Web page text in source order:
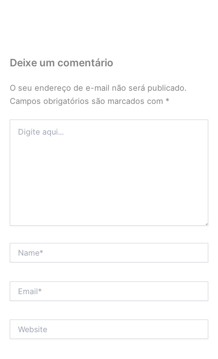
Deixe um comentário
O seu endereço de e-mail não será publicado.
Campos obrigatórios são marcados com *
aqui...